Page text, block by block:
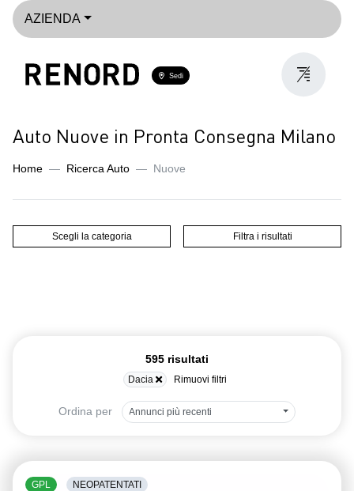
AZIENDA
Sedi
Auto Nuove in Pronta Consegna Milano
Home Ricerca Auto Nuove
Scegli la categoria Filtra i risultati
595 risultati
Dacia Rimuovi filtri
Ordina per Annunci più recenti
GPL NEOPATENTATI